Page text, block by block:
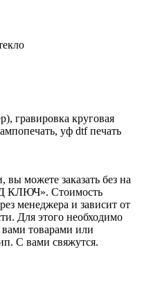
гравировка круговая
уф dtf печать
можете заказать без на
КЛЮЧ». Стоимость
менеджера и зависит от
Для этого необходимо
товарами или
С вами свяжутся.